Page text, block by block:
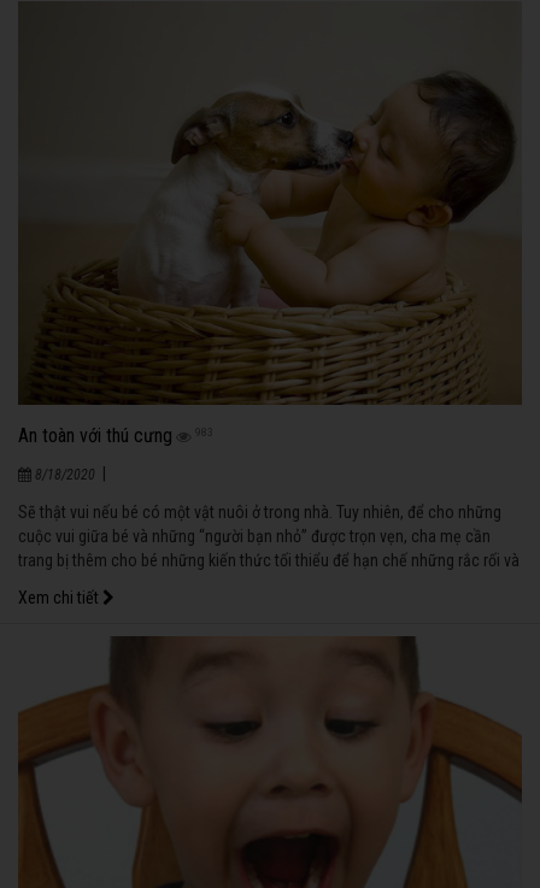
An toàn với thú cưng 983
8/18/2020 |
Sẽ thật vui nếu bé có một vật nuôi ở trong nhà. Tuy nhiên, để cho những
cuộc vui giữa bé và những “người bạn nhỏ” được trọn vẹn, cha mẹ cần
trang bị thêm cho bé những kiến thức tối thiểu để hạn chế những rắc rối và
Xem chi tiết